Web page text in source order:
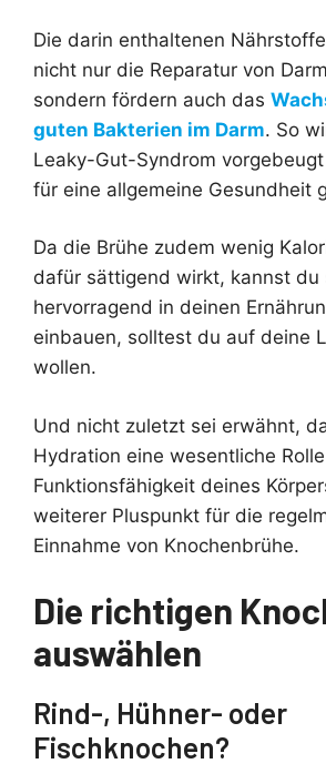
Die darin enthaltenen
nicht nur die Reparatur von
sondern fördern auch das
guten Bakterien im Darm. So
Leaky-Gut-Syndrom
für eine allgemeine Gesundheit
Da die Brühe zudem wenig
dafür sättigend wirkt, kannst du
hervorragend in deinen
einbauen, solltest du auf deine
wollen.
Und nicht zuletzt sei erwähnt,
Hydration eine wesentliche
Funktionsfähigkeit deines
weiterer Pluspunkt für die
Einnahme von Knochenbrühe.
Die richtigen
auswählen
Rind-, Hühner- oder
Fischknochen?